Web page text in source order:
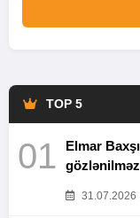
TOP 5
01
Elmar
31.07.2026